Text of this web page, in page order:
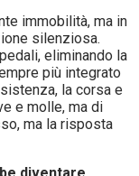
immobilità, ma in
silenziosa.
eliminando la
più integrato
la corsa e
e molle, ma di
ma la risposta